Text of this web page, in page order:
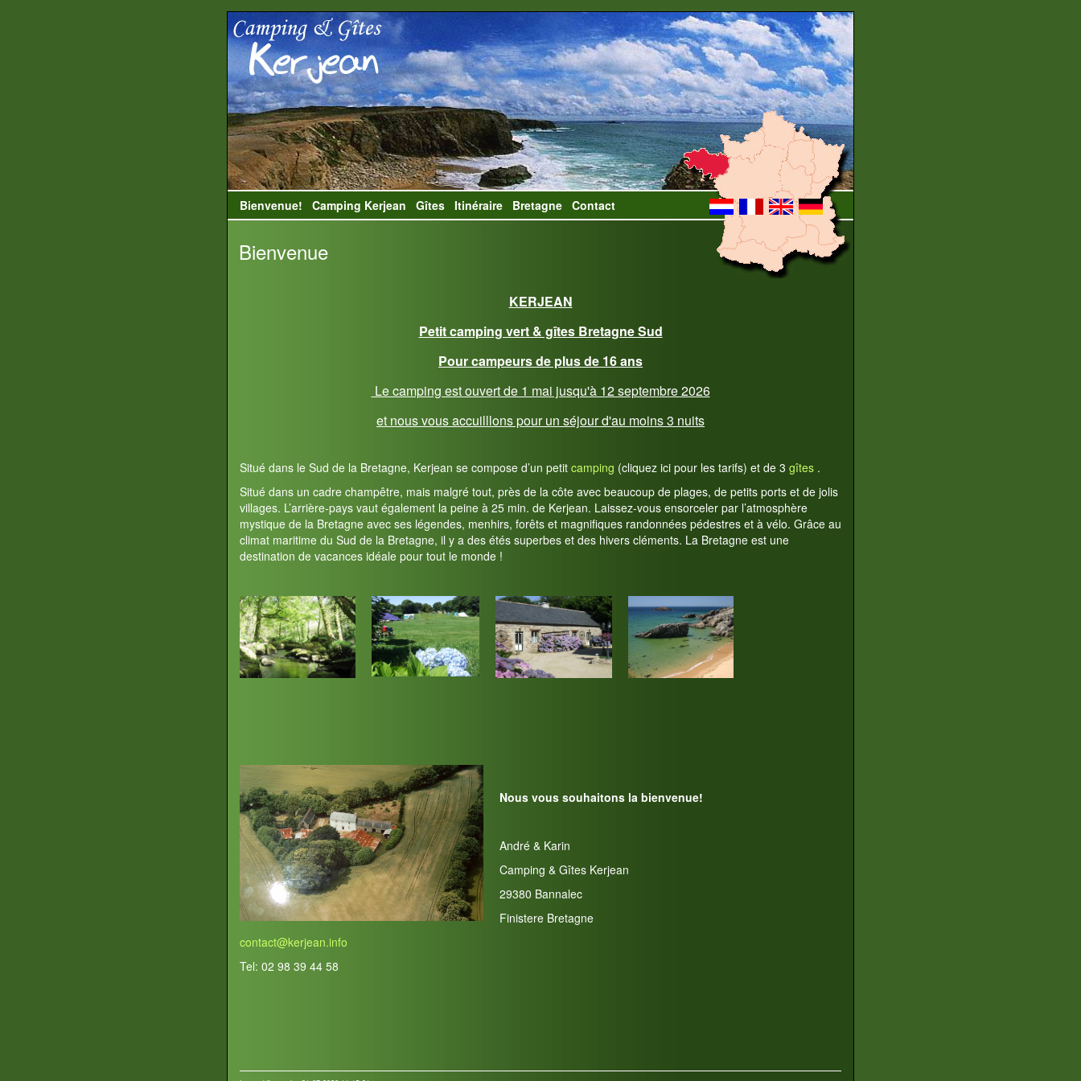
Bienvenue! Camping Kerjean Gîtes Itinéraire Bretagne Contact
Bienvenue
KERJEAN
Petit camping vert & gîtes Bretagne Sud
Pour campeurs de plus de 16 ans
Le camping est ouvert de 1 mai jusqu'à 12 septembre 2026
et nous vous accuilllons pour un séjour d'au moins 3 nuits
Situé dans le Sud de la Bretagne, Kerjean se compose d’un petit camping (cliquez ici pour les tarifs) et de 3 gîtes .
Situé dans un cadre champêtre, mais malgré tout, près de la côte avec beaucoup de plages, de petits ports et de jolis
villages. L’arrière-pays vaut également la peine à 25 min. de Kerjean. Laissez-vous ensorceler par l’atmosphère
mystique de la Bretagne avec ses légendes, menhirs, forêts et magnifiques randonnées pédestres et à vélo. Grâce au
climat maritime du Sud de la Bretagne, il y a des étés superbes et des hivers cléments. La Bretagne est une
destination de vacances idéale pour tout le monde !
Nous vous souhaitons la bienvenue!
André & Karin
Camping & Gîtes Kerjean
29380 Bannalec
Finistere Bretagne
contact@kerjean.info
Tel: 02 98 39 44 58